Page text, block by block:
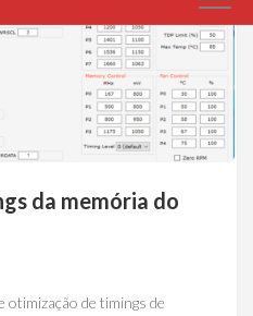
da memória do
otimização de timings de